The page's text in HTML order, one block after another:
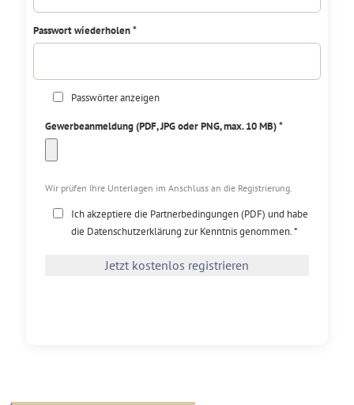
Passwort wiederholen *
Passwörter anzeigen
Gewerbeanmeldung (PDF, JPG oder PNG, max. 10 MB) *
Wir prüfen Ihre Unterlagen im Anschluss an die Registrierung.
Ich akzeptiere die Partnerbedingungen(PDF) und habe
die Datenschutzerklärung zur Kenntnis genommen. *
Jetzt kostenlos registrieren